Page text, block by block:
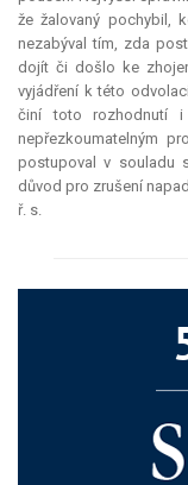
že žalovaný pochybil,
nezabýval tím, zda
dojít či došlo ke
vyjádření k této
činí toto rozhodnutí i
nepřezkoumatelným
postupoval v souladu
důvod pro zrušení
ř. s.